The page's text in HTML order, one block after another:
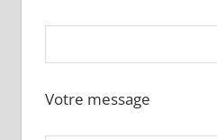
Votre message